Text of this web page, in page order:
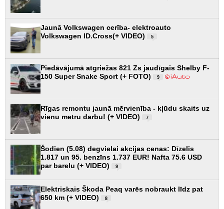
Jaunā Volkswagen cerība- elektroauto
Volkswagen ID.Cross(+ VIDEO)
5
Piedāvājumā atgriežas 821 Zs jaudīgais Shelby F-
150 Super Snake Sport (+ FOTO)
9
Rīgas remontu jaunā mērvienība - kļūdu skaits uz
vienu metru darbu! (+ VIDEO)
7
Šodien (5.08) degvielai akcijas cenas: Dīzelis
1.817 un 95. benzīns 1.737 EUR! Nafta 75.6 USD
par barelu (+ VIDEO)
9
Elektriskais Škoda Peaq varēs nobraukt līdz pat
650 km (+ VIDEO)
8